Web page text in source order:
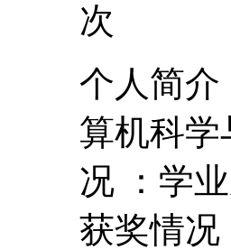
次
个人简介
算机科学
况 ：学
获奖情况